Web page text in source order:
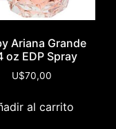
Ariana Grande
oz EDP Spray
U$70,00
al carrito